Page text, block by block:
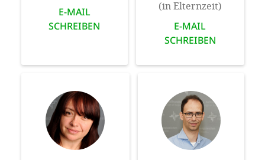
E-MAIL
SCHREIBEN
(in Elternzeit)
E-MAIL
SCHREIBEN